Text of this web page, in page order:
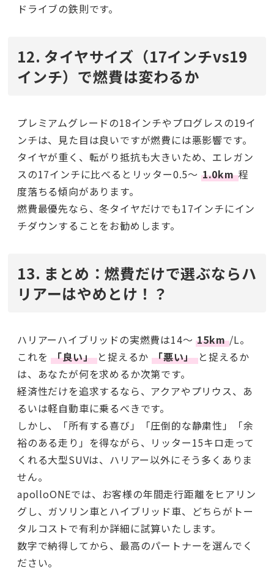
ドライブの鉄則です。
12. タイヤサイズ（17インチvs19
インチ）で燃費は変わるか
プレミアムグレードの18インチやプログレスの19イ
ンチは、見た目は良いですが燃費には悪影響です。
タイヤが重く、転がり抵抗も大きいため、エレガン
スの17インチに比べるとリッター0.5〜 1.0km程
度落ちる傾向があります。
燃費最優先なら、冬タイヤだけでも17インチにイン
チダウンすることをお勧めします。
13. まとめ：燃費だけで選ぶならハ
リアーはやめとけ！？
ハリアーハイブリッドの実燃費は14〜15km/L。
これを「良い」と捉えるか「悪い」 と捉えるか
は、あなたが何を求めるか次第です。
経済性だけを追求するなら、アクアやプリウス、あ
るいは軽自動車に乗るべきです。
しかし、「所有する喜び」「圧倒的な静粛性」「余
裕のある走り」を得ながら、リッター15キロ走って
くれる大型SUVは、ハリアー以外にそう多くありま
せん。
apolloONEでは、お客様の年間走行距離をヒアリン
グし、ガソリン車とハイブリッド車、どちらがトー
タルコストで有利か詳細に試算いたします。
数字で納得してから、最高のパートナーを選んでく
ださい。